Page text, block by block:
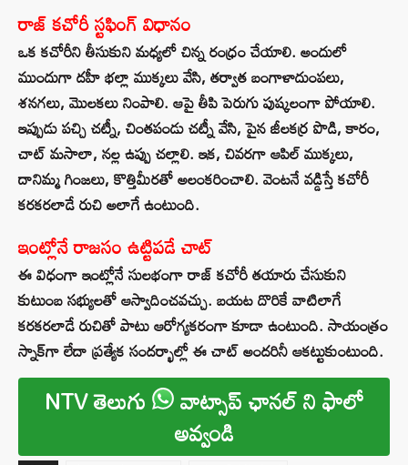
రాజ్ కచోరీ స్టఫింగ్ విధానం
ఒక కచోరీని తీసుకుని మధ్యలో చిన్న రంధ్రం చేయాలి. అందులో
ముందుగా దహీ భల్లా ముక్కలు వేసి, తర్వాత బంగాళాదుంపలు,
శనగలు, మొలకలు నింపాలి. ఆపై తీపి పెరుగు పుష్కలంగా పోయాలి.
ఇప్పుడు పచ్చి చట్నీ, చింతపండు చట్నీ వేసి, పైన జీలకర్ర పొడి, కారం,
చాట్ మసాలా, నల్ల ఉప్పు చల్లాలి. ఇక, చివరగా ఆపిల్ ముక్కలు,
దానిమ్మ గింజలు, కొత్తిమీరతో అలంకరించాలి. వెంటనే వడ్డిస్తే కచోరీ
కరకరలాడే రుచి అలాగే ఉంటుంది.
ఇంట్లోనే రాజసం ఉట్టిపడే చాట్
ఈ విధంగా ఇంట్లోనే సులభంగా రాజ్ కచోరీ తయారు చేసుకుని
కుటుంబ సభ్యులతో ఆస్వాదించవచ్చు. బయట దొరికే వాటిలాగే
కరకరలాడే రుచితో పాటు ఆరోగ్యకరంగా కూడా ఉంటుంది. సాయంత్రం
స్నాక్‌గా లేదా ప్రత్యేక సందర్భాల్లో ఈ చాట్ అందరినీ ఆకట్టుకుంటుంది.
NTV తెలుగు వాట్సాప్ ఛానల్ ని ఫాలో
అవ్వండి